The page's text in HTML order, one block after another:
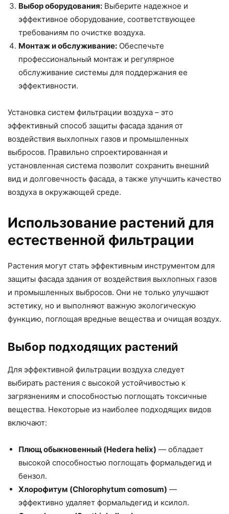
Выбор оборудования: Выберите надежное и
эффективное оборудование, соответствующее
требованиям по очистке воздуха.
Монтаж и обслуживание: Обеспечьте
профессиональный монтаж и регулярное
обслуживание системы для поддержания ее
эффективности.
Установка систем фильтрации воздуха – это
эффективный способ защиты фасада здания от
воздействия выхлопных газов и промышленных
выбросов. Правильно спроектированная и
установленная система позволит сохранить внешний
вид и долговечность фасада, а также улучшить качество
воздуха в окружающей среде.
Использование растений для
естественной фильтрации
Растения могут стать эффективным инструментом для
защиты фасада здания от воздействия выхлопных газов
и промышленных выбросов. Они не только улучшают
эстетику, но и выполняют важную экологическую
функцию, поглощая вредные вещества и очищая воздух.
Выбор подходящих растений
Для эффективной фильтрации воздуха следует
выбирать растения с высокой устойчивостью к
загрязнениям и способностью поглощать токсичные
вещества. Некоторые из наиболее подходящих видов
включают:
Плющ обыкновенный (Hedera helix) — обладает
высокой способностью поглощать формальдегид и
бензол.
Хлорофитум (Chlorophytum comosum) —
эффективно удаляет формальдегид и ксилол.